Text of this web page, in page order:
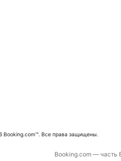
Booking.com™. Все права защищены.
Booking.com — часть